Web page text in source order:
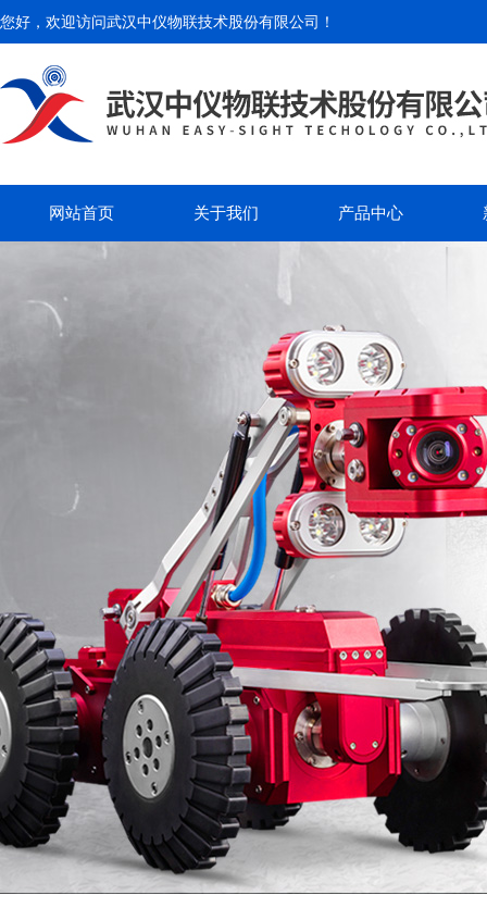
您好，欢迎访问武汉中仪物联技术股份有限公司 ！
网站首页 关于我们 产品中心